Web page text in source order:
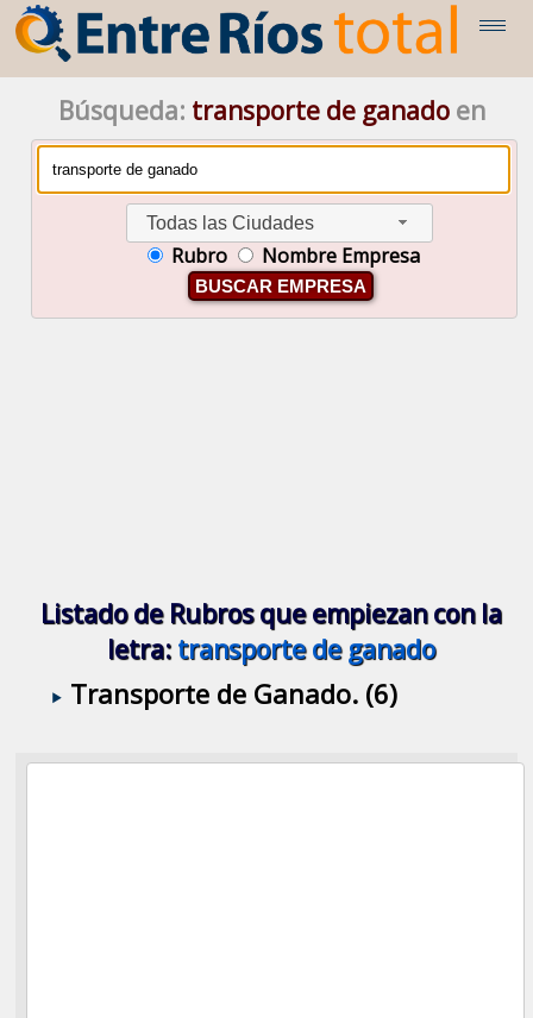
Búsqueda: transporte de ganado en
Todas las Ciudades
Rubro Nombre Empresa
BUSCAR EMPRESA
Listado de Rubros que empiezan con la
letra: transporte de ganado
Transporte de Ganado. (6)